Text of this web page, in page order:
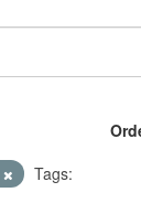
Tags: